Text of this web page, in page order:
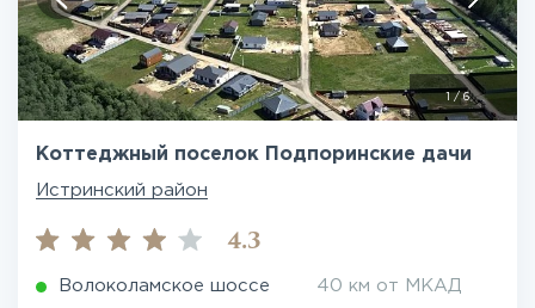
/6
Коттеджный поселок Подпоринские дачи
Истринский район
4.3
Волоколамское шоссе 40 км от МКАД